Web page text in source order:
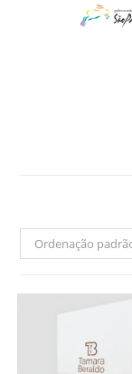
Ordenação